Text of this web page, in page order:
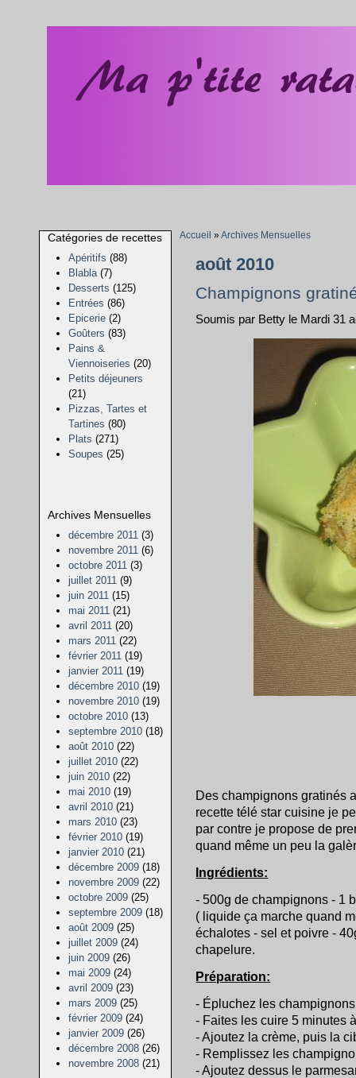
Catégories de recettes
Apéritifs (88)
Blabla (7)
Desserts (125)
Entrées (86)
Epicerie (2)
Goûters (83)
Pains &
Viennoiseries (20)
Petits déjeuners
(21)
Pizzas, Tartes et
Tartines (80)
Plats (271)
Soupes (25)
Archives Mensuelles
décembre 2011 (3)
novembre 2011 (6)
octobre 2011 (3)
juillet 2011 (9)
juin 2011 (15)
mai 2011 (21)
avril 2011 (20)
mars 2011 (22)
février 2011 (19)
janvier 2011 (19)
décembre 2010 (19)
novembre 2010 (19)
octobre 2010 (13)
septembre 2010 (18)
août 2010 (22)
juillet 2010 (22)
juin 2010 (22)
mai 2010 (19)
avril 2010 (21)
mars 2010 (23)
février 2010 (19)
janvier 2010 (21)
décembre 2009 (18)
novembre 2009 (22)
octobre 2009 (25)
septembre 2009 (18)
août 2009 (25)
juillet 2009 (24)
juin 2009 (26)
mai 2009 (24)
avril 2009 (23)
mars 2009 (25)
février 2009 (24)
janvier 2009 (26)
décembre 2008 (26)
novembre 2008 (21)
Accueil »Archives Mensuelles
août 2010
Champignons
Soumis par Betty le Mardi 31
Des champignons gratinés
recette télé star cuisine je
par contre je propose de
quand même un peu la
Ingrédients:
- 500g de champignons - 1
( liquide ça marche quand
échalotes - sel et poivre -
chapelure.
Préparation:
- Épluchez les
- Faites les cuire 5 minutes
- Ajoutez la crème, puis la
- Remplissez les
- Ajoutez dessus le